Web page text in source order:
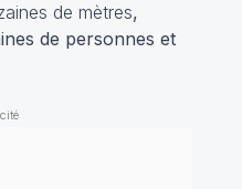
de mètres,
de personnes et